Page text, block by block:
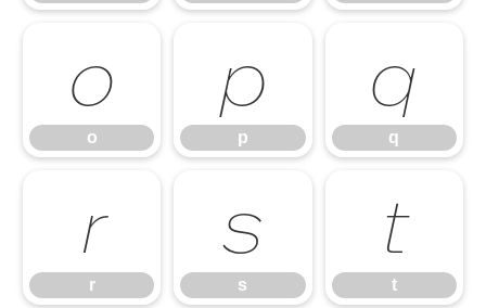
o
o
p
p
q
q
r
r
s
s
t
t